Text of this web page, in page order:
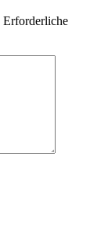
Erforderliche